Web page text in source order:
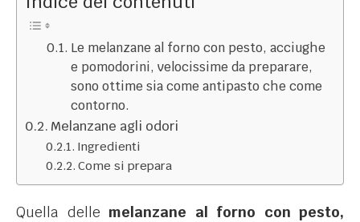
Le melanzane al forno con pesto, acciughe
e pomodorini, velocissime da preparare,
sono ottime sia come antipasto che come
contorno.
Melanzane agli odori
Ingredienti
Come si prepara
Quella delle melanzane al forno con pesto,